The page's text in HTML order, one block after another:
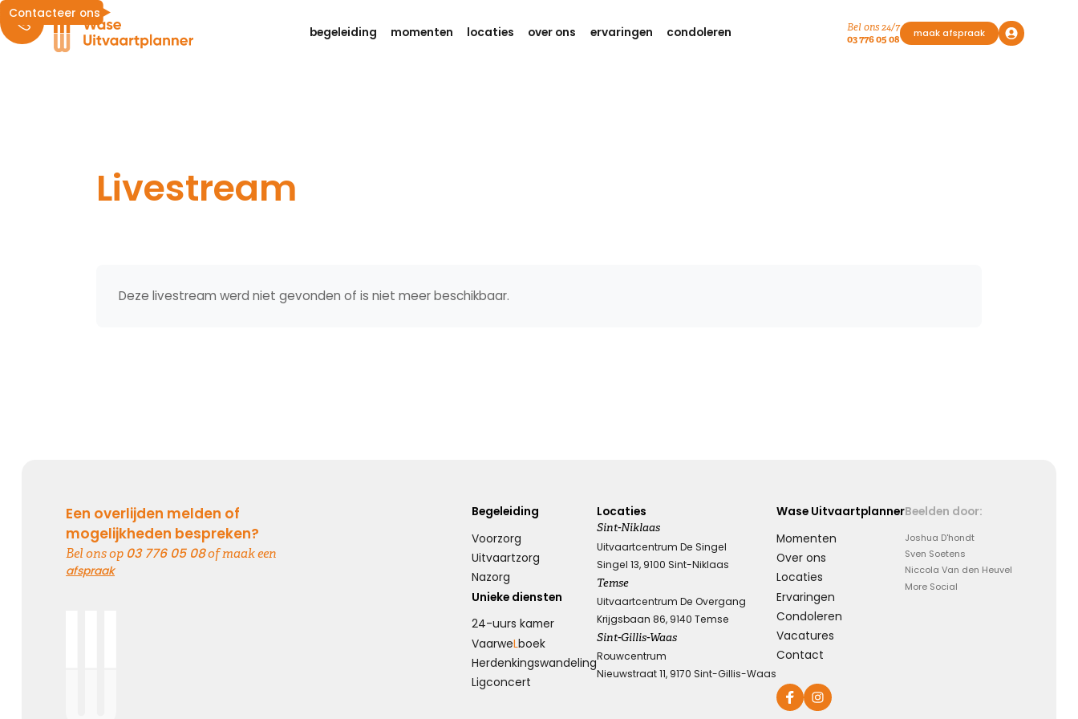
begeleiding momenten locaties over ons ervaringen condoleren
Bel ons 24/7
03 776 05 08
maak afspraak
Contacteer ons
Livestream
Deze livestream werd niet gevonden of is niet meer beschikbaar.
Een overlijden melden of
mogelijkheden bespreken?
Bel ons op 03 776 05 08of maak een
afspraak
Begeleiding
Voorzorg
Uitvaartzorg
Nazorg
Unieke diensten
24-uurs kamer
VaarweLboek
Herdenkings­wandeling
Ligconcert
Locaties
Sint-Niklaas
Uitvaartcentrum De Singel
Singel 13, 9100 Sint-Niklaas
Temse
Uitvaartcentrum De Overgang
Krijgsbaan 86, 9140 Temse
Sint-Gillis-Waas
Rouwcentrum
Nieuwstraat 11, 9170 Sint-Gillis-Waas
Wase Uitvaartplanner
Momenten
Over ons
Locaties
Ervaringen
Condoleren
Vacatures
Contact
Beelden door:
Joshua D'hondt
Sven Soetens
Niccola Van den Heuvel
More Social